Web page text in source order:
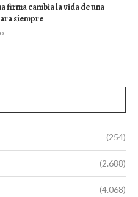
firma cambia la vida de una
siempre
(254)
(2.688)
(4.068)